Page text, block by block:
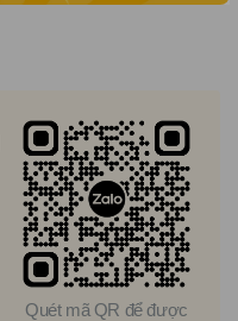
Quét mã QR để được